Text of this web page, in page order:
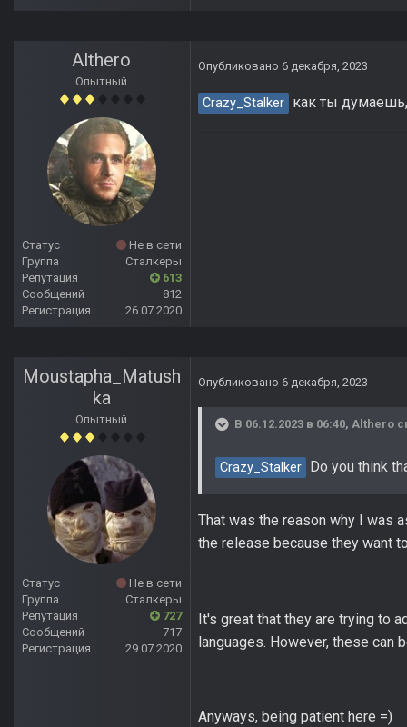
Althero
Опытный
Статус
Не в сети
Группа
Сталкеры
Репутация
613
Сообщений
812
Регистрация
26.07.2020
Опубликовано 6 декабря, 2023
Crazy_Stalker как ты
Moustapha_Matush
ka
Опытный
Статус
Не в сети
Группа
Сталкеры
Репутация
727
Сообщений
717
Регистрация
29.07.2020
Опубликовано 6 декабря, 2023
В 06.12.2023 в 06:40, Althero
Crazy_Stalker Do you think
That was the reason why I was
the release because they want
It's great that they are trying to
languages. However, these
Anyways, being patient here =)